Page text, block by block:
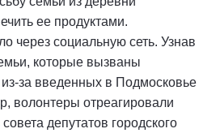
ее продуктами.
через социальную сеть. Узнав
которые вызваны
за введенных в Подмосковье
волонтеры отреагировали
депутатов городского